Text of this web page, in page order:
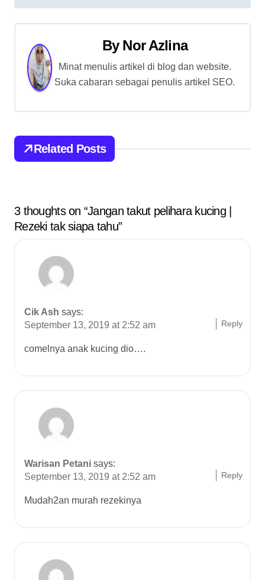
t
g
i
o
By Nor Azlina
Minat menulis artikel di blog dan website.
Suka cabaran sebagai penulis artikel SEO.
Related Posts
3 thoughts on “Jangan takut pelihara kucing |
Rezeki tak siapa tahu”
Cik Ash says:
September 13, 2019 at 2:52 am
comelnya anak kucing dio….
Reply
Warisan Petani says:
September 13, 2019 at 2:52 am
Mudah2an murah rezekinya
Reply